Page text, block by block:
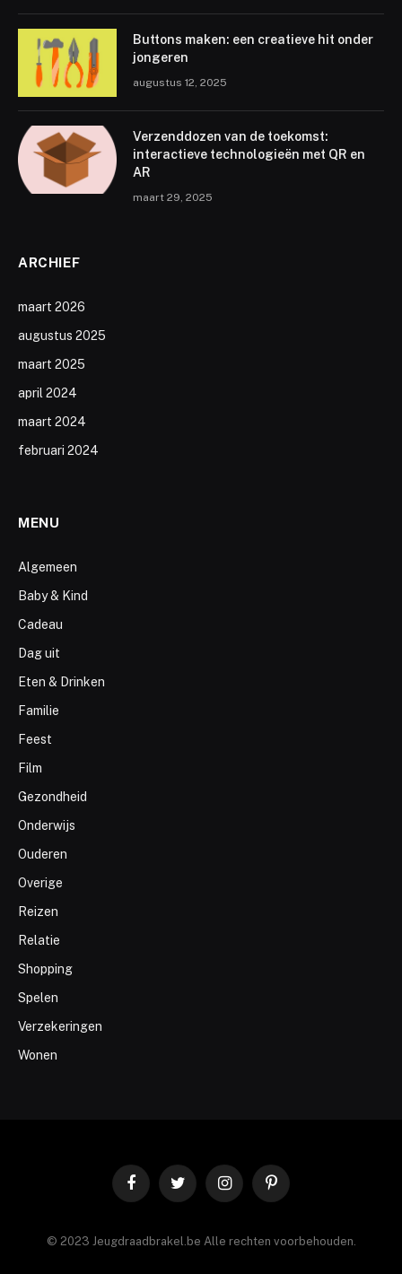
Buttons maken: een creatieve hit onder
jongeren
augustus 12, 2025
Verzenddozen van de toekomst:
interactieve technologieën met QR en
AR
maart 29, 2025
ARCHIEF
maart 2026
augustus 2025
maart 2025
april 2024
maart 2024
februari 2024
MENU
Algemeen
Baby & Kind
Cadeau
Dag uit
Eten & Drinken
Familie
Feest
Film
Gezondheid
Onderwijs
Ouderen
Overige
Reizen
Relatie
Shopping
Spelen
Verzekeringen
Wonen
FacebookTwitter InstagramPinterest
© 2023 Jeugdraadbrakel.be Alle rechten voorbehouden.